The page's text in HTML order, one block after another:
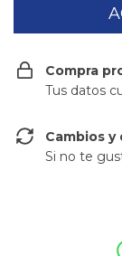
Compra
Tus datos
Cambios
Si no te